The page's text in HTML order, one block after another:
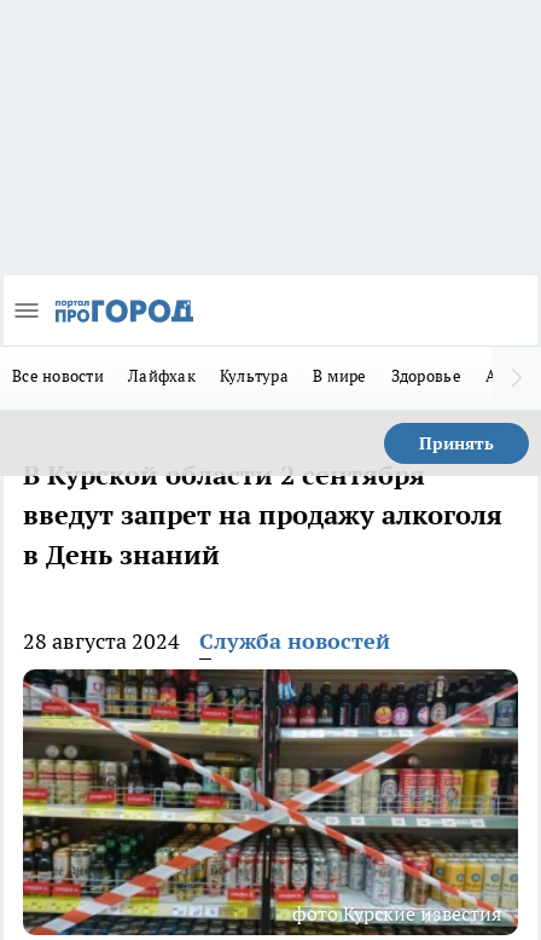
Все новости Лайфхак Культура В мире Здоровье Авто
Принять
В Курской области 2 сентября
введут запрет на продажу алкоголя
в День знаний
28 августа 2024 Служба новостей
фото Курские известия